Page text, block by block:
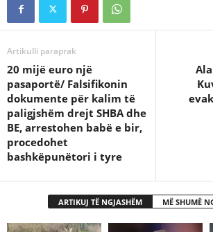
Artikulli paraprak
20 mijë euro një
pasaportë/ Falsifikonin
dokumente për kalim të
paligjshëm drejt SHBA dhe
BE, arrestohen babë e bir,
procedohet
bashkëpunëtori i tyre
ARTIKUJ TË NGJASHËM MË SHUMË